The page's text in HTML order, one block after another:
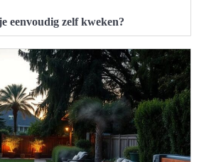
eenvoudig zelf kweken?